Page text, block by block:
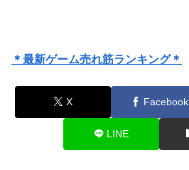
＊最新ゲーム売れ筋ランキング＊
X Facebook
LINE